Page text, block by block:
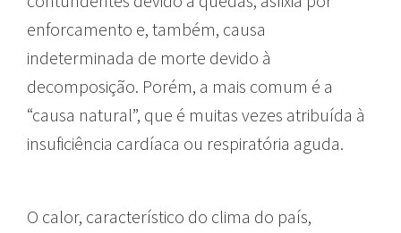
enforcamento e, também, causa
indeterminada de morte devido à
decomposição. Porém, a mais comum é a
“causa natural”, que é muitas vezes atribuída à
insuficiência cardíaca ou respiratória aguda.
O calor, característico do clima do país,